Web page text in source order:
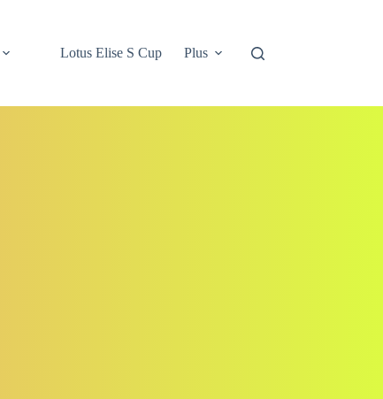
Lotus Elise S Cup Plus